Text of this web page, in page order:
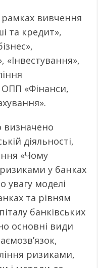
вивчення
та кредит»,
«Інвестування»,
«Фінанси,
визначено
діяльності,
«Чому
у банках
увагу моделі
та рівням
банківських
основні види
ризиками,